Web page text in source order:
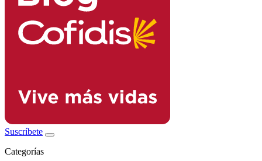
Suscríbete
Categorías